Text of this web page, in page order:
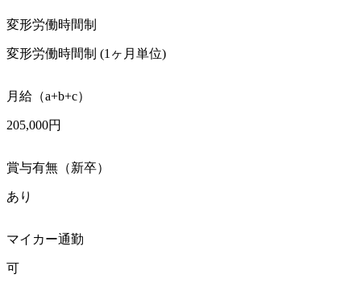
変形労働時間制
変形労働時間制 (1ヶ月単位)
月給（a+b+c）
205,000円
賞与有無（新卒）
あり
マイカー通勤
可